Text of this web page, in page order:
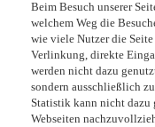
Beim Besuch unserer
welchem Weg die
wie viele Nutzer die
Verlinkung, direkte
werden nicht dazu
sondern ausschließlich
Statistik kann nicht dazu
Webseiten